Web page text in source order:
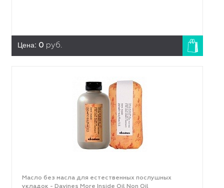
Цена: 0 руб.
Масло без масла для естественных послушных
укладок - Davines More Inside Oil Non Oil